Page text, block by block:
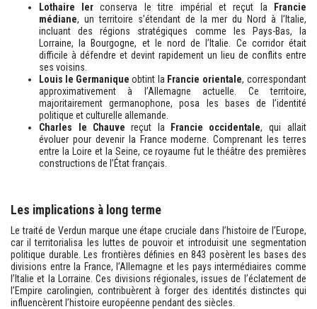
Lothaire Ier conserva le titre impérial et reçut la Francie
médiane, un territoire s’étendant de la mer du Nord à l’Italie,
incluant des régions stratégiques comme les Pays-Bas, la
Lorraine, la Bourgogne, et le nord de l’Italie. Ce corridor était
difficile à défendre et devint rapidement un lieu de conflits entre
ses voisins.
Louis le Germanique obtint la Francie orientale, correspondant
approximativement à l’Allemagne actuelle. Ce territoire,
majoritairement germanophone, posa les bases de l’identité
politique et culturelle allemande.
Charles le Chauve reçut la Francie occidentale, qui allait
évoluer pour devenir la France moderne. Comprenant les terres
entre la Loire et la Seine, ce royaume fut le théâtre des premières
constructions de l’État français.
Les implications à long terme
Le traité de Verdun marque une étape cruciale dans l’histoire de l’Europe,
car il territorialisa les luttes de pouvoir et introduisit une segmentation
politique durable. Les frontières définies en 843 posèrent les bases des
divisions entre la France, l’Allemagne et les pays intermédiaires comme
l’Italie et la Lorraine. Ces divisions régionales, issues de l’éclatement de
l’Empire carolingien, contribuèrent à forger des identités distinctes qui
influencèrent l’histoire européenne pendant des siècles.